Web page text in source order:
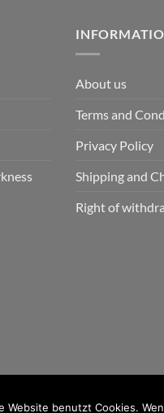
About us
Terms and
Privacy Policy
Shipping and
Right of
Website benutzt Cookies.